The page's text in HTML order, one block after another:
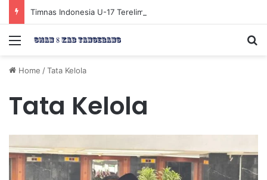
Menu
Home /Tata Kelola
Tata Kelola